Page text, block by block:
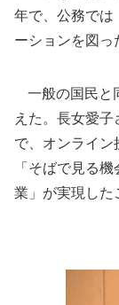
年で、公務では
ーションを図っ
一般の国民と
えた。長女愛
で、オンライ
「そばで見る
業」が実現した